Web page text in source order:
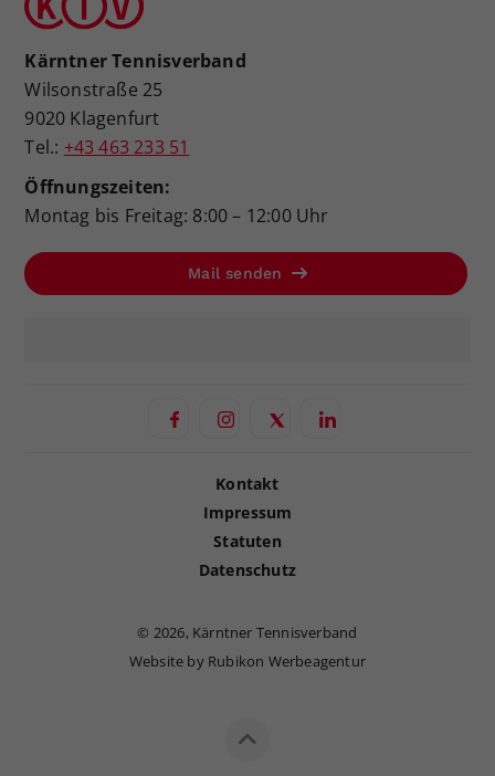
Kärntner Tennisverband
Wilsonstraße 25
9020 Klagenfurt
Tel.: +43 463 233 51
Öffnungszeiten:
Montag bis Freitag: 8:00 – 12:00 Uhr
Mail senden
Kontakt
Impressum
Statuten
Datenschutz
© 2026, Kärntner Tennisverband
Website by Rubikon Werbeagentur